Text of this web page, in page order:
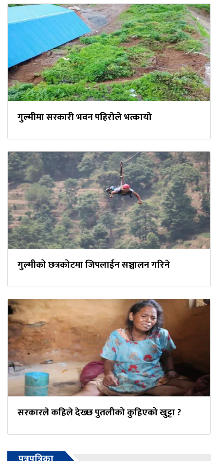
गुल्मीमा सरकारी भवन पहिरोले भत्कायो
गुल्मीको छत्रकोटमा जिपलाईन सञ्चालन गरिने
सरकारले कहिले देख्छ पुतलीको कुहिएको खुट्टा ?